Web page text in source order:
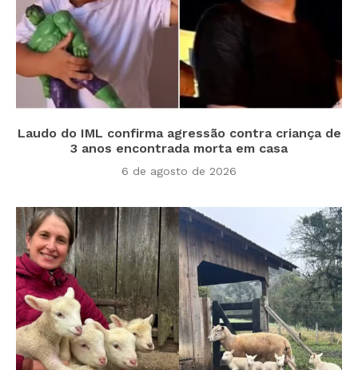
Laudo do IML confirma agressão contra criança de
3 anos encontrada morta em casa
6 de agosto de 2026